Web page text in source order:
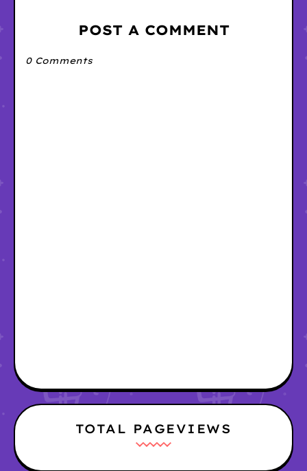
POST A COMMENT
0 Comments
TOTAL PAGEVIEWS